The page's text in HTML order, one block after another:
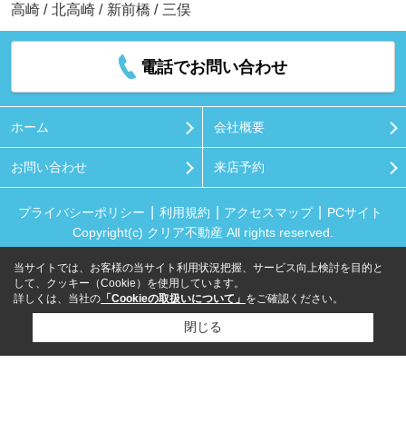
高崎 / 北高崎 / 新前橋 / 三俣
電話でお問い合わせ
ホーム 会社概要
お問い合わせ 来店予約
プライバシーポリシー 利用規約 アクセスマップ
PCサイト
Copyright(c) クリア不動産 All rights reserved.
当サイトでは、お客様の当サイト利用状況把握、サービス向上検討を目的と
して、クッキー（Cookie）を使用しています。
詳しくは、当社の 「Cookieの取扱いについて」 をご確認ください。
閉じる